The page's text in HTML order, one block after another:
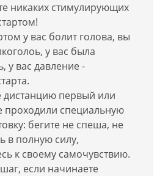
никаких стимулирующих
у вас болит голова, вы
у вас была
у вас давление -
дистанцию первый или
проходили специальную
бегите не спеша, не
в полную силу,
к своему самочувствию.
если начинаете